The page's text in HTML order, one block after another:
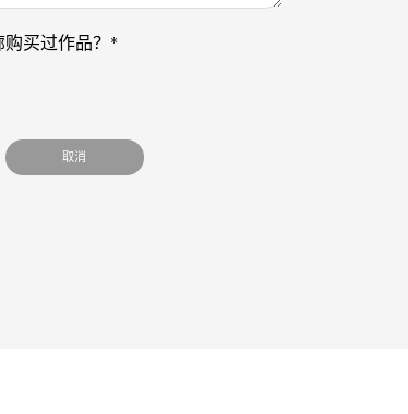
买过作品？*